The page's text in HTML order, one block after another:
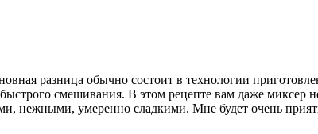
разница обычно состоит в технологии
смешивания. В этом рецепте вам даже миксер
умеренно сладкими. Мне будет очень